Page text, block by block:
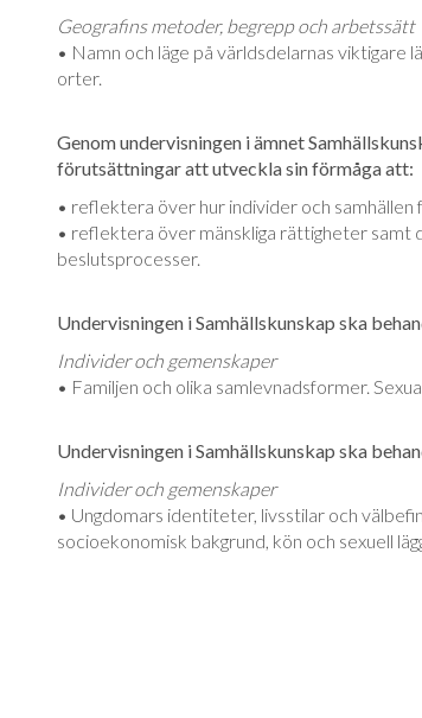
Geografins metoder, begrepp och arbetssätt
• Namn och läge på världsdelarnas viktigare
orter.
Genom undervisningen i ämnet
förutsättningar att utveckla sin förmåga att:
• reflektera över hur individer och samhällen
• reflektera över mänskliga rättigheter
beslutsprocesser.
Undervisningen i Samhällskunskap ska
Individer och gemenskaper
• Familjen och olika samlevnadsformer.
Undervisningen i Samhällskunskap ska
Individer och gemenskaper
• Ungdomars identiteter, livsstilar och
socioekonomisk bakgrund, kön och sexuell